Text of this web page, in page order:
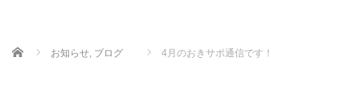
Home お知らせ, ブログ 4月のおきサポ通信です！